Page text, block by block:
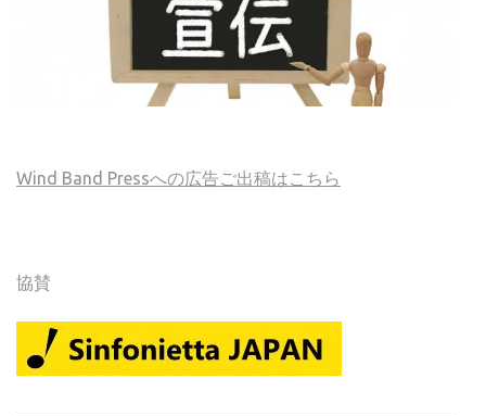
Wind Band Pressへの広告ご出稿はこちら
協賛